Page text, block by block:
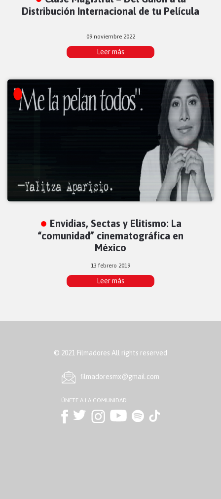
Distribución Internacional de tu Película
09 noviembre 2022
Leer más
Envidias, Sectas y Elitismo: La
“comunidad” cinematográfica en
México
13 febrero 2019
Leer más
© 2021 Filmadores All rights reserved
ﬁlmadoresmx@gmail.com
ÚNETE A LA COMUNIDAD